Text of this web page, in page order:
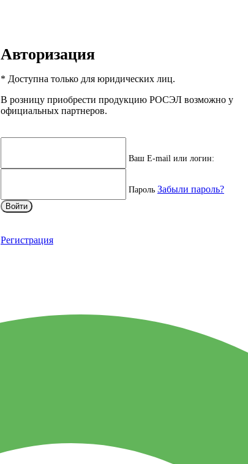
Авторизация
* Доступна только для юридических лиц.
В розницу приобрести продукцию РОСЭЛ возможно у
официальных партнеров.
Ваш E-mail или логин:
Пароль Забыли пароль?
Войти
Регистрация